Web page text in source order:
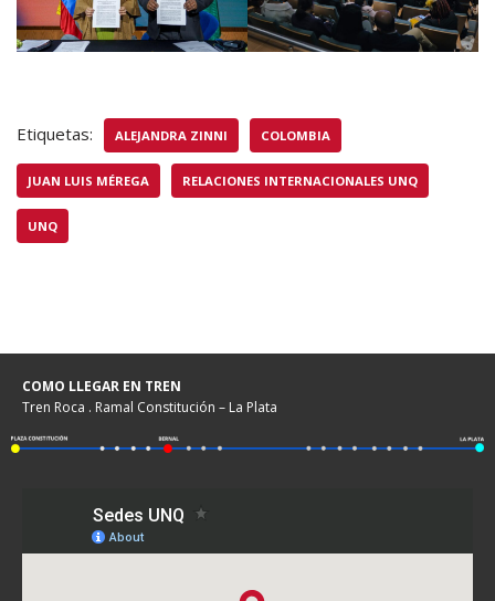
Etiquetas: ALEJANDRA ZINNI COLOMBIA
JUAN LUIS MÉREGA RELACIONES INTERNACIONALES UNQ
UNQ
COMO LLEGAR EN TREN
Tren Roca . Ramal Constitución – La Plata